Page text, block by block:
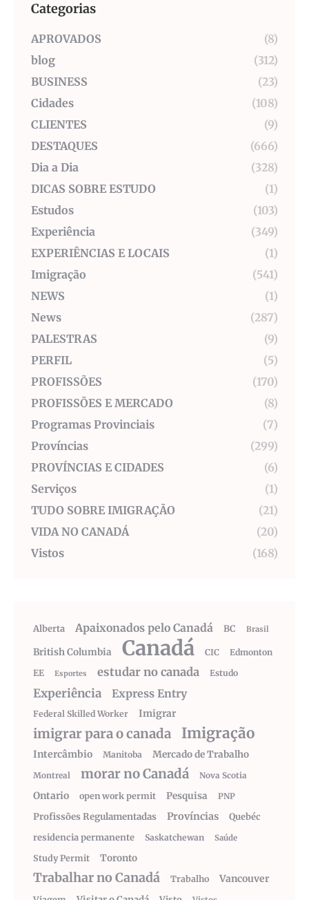
Categorias
APROVADOS
(8)
blog
(312)
BUSINESS
(23)
Cidades
(108)
CLIENTES
(9)
DESTAQUES
(666)
Dia a Dia
(328)
DICAS SOBRE ESTUDO
(1)
Estudos
(103)
Experiência
(349)
EXPERIÊNCIAS E LOCAIS
(1)
Imigração
(541)
NEWS
(1)
News
(287)
PALESTRAS
(9)
PERFIL
(5)
PROFISSÕES
(170)
PROFISSÕES E MERCADO
(8)
Programas Provinciais
(7)
Províncias
(299)
PROVÍNCIAS E CIDADES
(6)
Serviços
(1)
TUDO SOBRE IMIGRAÇÃO
(21)
VIDA NO CANADÁ
(20)
Vistos
(168)
Alberta Apaixonados pelo Canadá BC Brasil
British Columbia Canadá CIC
Edmonton
EE
Esportes estudar no canada Estudo
Experiência Express Entry
Federal Skilled Worker Imigrar
imigrar para o canada Imigração
Intercâmbio Manitoba Mercado de Trabalho
Montreal morar no Canadá Nova Scotia
Ontario open work permit Pesquisa PNP
Profissões Regulamentadas Províncias
Quebéc
residencia permanente
Saskatchewan Saúde
Study Permit Toronto
Trabalhar no Canadá Trabalho Vancouver